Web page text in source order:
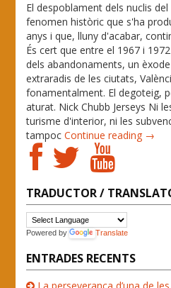
El despoblament dels nuclis
fenomen històric que s'ha
anys i que, lluny d'acabar,
És cert que entre el 1967 i
dels abandonaments, un
extraradis de les ciutats,
fonamentalment. El degoteig,
aturat. Nick Chubb Jerseys Ni
turisme d'interior, ni les
tampocContinue reading →
TRADUCTOR /
Powered by Translate
ENTRADES RECENTS